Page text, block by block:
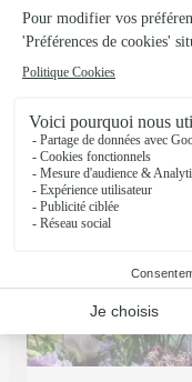
A Ploare Fleurs
Douarnenez
70 bis, rue de Laënnec
Voir la boutique